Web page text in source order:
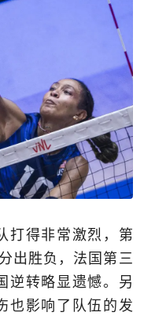
打得非常激烈，第
出胜负，法国第三
逆转略显遗憾。另
也影响了队伍的发